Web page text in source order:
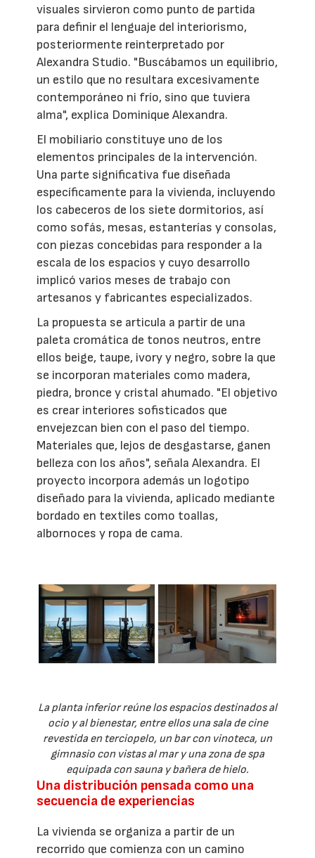
visuales sirvieron como punto de partida
para definir el lenguaje del interiorismo,
posteriormente reinterpretado por
Alexandra Studio. "Buscábamos un equilibrio,
un estilo que no resultara excesivamente
contemporáneo ni frío, sino que tuviera
alma", explica Dominique Alexandra.
El mobiliario constituye uno de los
elementos principales de la intervención.
Una parte significativa fue diseñada
específicamente para la vivienda, incluyendo
los cabeceros de los siete dormitorios, así
como sofás, mesas, estanterías y consolas,
con piezas concebidas para responder a la
escala de los espacios y cuyo desarrollo
implicó varios meses de trabajo con
artesanos y fabricantes especializados.
La propuesta se articula a partir de una
paleta cromática de tonos neutros, entre
ellos beige, taupe, ivory y negro, sobre la que
se incorporan materiales como madera,
piedra, bronce y cristal ahumado. "El objetivo
es crear interiores sofisticados que
envejezcan bien con el paso del tiempo.
Materiales que, lejos de desgastarse, ganen
belleza con los años", señala Alexandra. El
proyecto incorpora además un logotipo
diseñado para la vivienda, aplicado mediante
bordado en textiles como toallas,
albornoces y ropa de cama.
La planta inferior reúne los espacios destinados al
ocio y al bienestar, entre ellos una sala de cine
revestida en terciopelo, un bar con vinoteca, un
gimnasio con vistas al mar y una zona de spa
equipada con sauna y bañera de hielo.
Una distribución pensada como una
secuencia de experiencias
La vivienda se organiza a partir de un
recorrido que comienza con un camino